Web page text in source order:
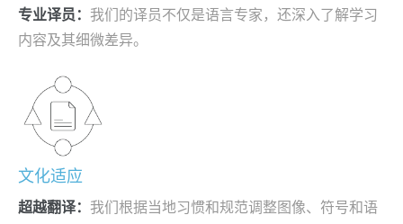
专业译员： 我们的译员不仅是语言专家，还深入了解学习
内容及其细微差异。
文化适应
超越翻译： 我们根据当地习惯和规范调整图像、符号和语